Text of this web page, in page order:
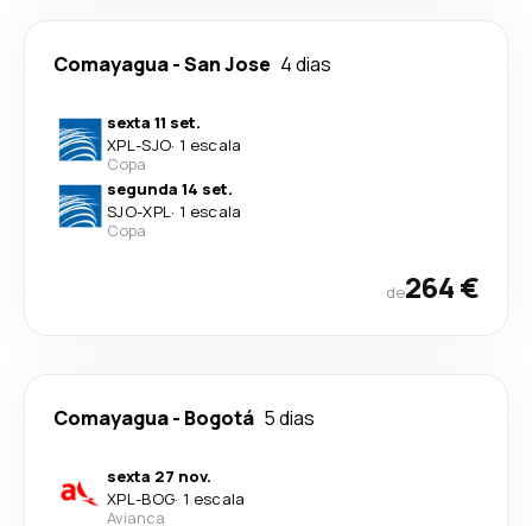
Comayagua-San Jose 4 dias
sexta 11 set.
XPL-SJO· 1 escala
Copa
segunda 14 set.
SJO-XPL· 1 escala
Copa
de264 €
Comayagua- Bogotá 5 dias
sexta 27 nov.
XPL-BOG· 1 escala
Avianca